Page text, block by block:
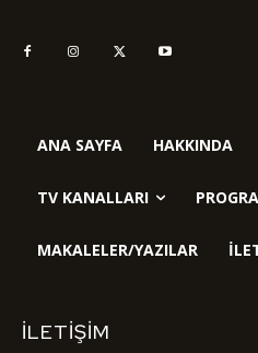
ANA SAYFA HAKKINDA
TV KANALLARI
MAKALELER/YAZILAR
İLETIŞIM